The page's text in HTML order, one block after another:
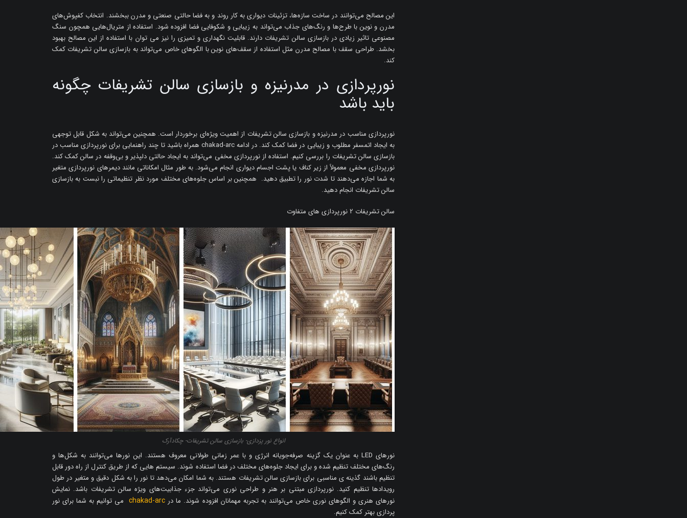
این مصالح می‌توانند در ساخت سازه‌ها، تزئینات دیواری به کار روند و به فضا حالتی صنعتی و مدرن ببخشند. انتخاب کفپوش‌های
مدرن و نوین با طرح‌ها و رنگ‌های جذاب می‌تواند به زیبایی و شکوفایی فضا افزوده شود. استفاده از متریال‌هایی همچون سنگ
مصنوعی تاثیر زیادی در بازسازی سالن تشریفات دارند. قابلیت نگهداری و تمیزی را نیز می توان با استفاده از این مصالح بهبود
‌بخشد. طراحی سقف با مصالح مدرن مثل استفاده از سقف‌های نوین با الگوهای خاص می‌تواند به بازسازی سالن تشریفات کمک
کند.
نورپردازی در مدرنیزه و بازسازی سالن تشریفات چگونه
باید باشد
نورپردازی مناسب در مدرنیزه و بازسازی سالن تشریفات از اهمیت ویژه‌ای برخوردار است. همچنین می‌تواند به شکل قابل توجهی
به ایجاد اتمسفر مطلوب و زیبایی در فضا کمک کند. در ادامه chakad-arc همراه باشید تا چند راهنمایی برای نورپردازی مناسب در
بازسازی سالن تشریفات را بررسی کنیم. استفاده از نورپردازی مخفی می‌تواند به ایجاد حالتی دلپذیر و بی‌وقفه در سالن کمک کند.
نورپردازی مخفی معمولاً از زیر کناف یا پشت اجسام دیواری انجام می‌شود. به طور مثال امکاناتی مانند دیمرهای نورپردازی متغیر
به شما اجازه می‌دهند تا شدت نور را تطبیق دهید. همچنین بر اساس جلوه‌های مختلف مورد نظر تنظیماتی را نبست به بازسازی
سالن تشریفات انجام دهید.
سالن تشریفات 2 نورپردازی های متفاوت
انواع نور پزدازی- بازسازی سالن تشریفات- چکادآرک
نورهای LED به عنوان یک گزینه صرفه‌جویانه انرژی و با عمر زمانی طولانی معروف هستند. این نورها می‌توانند به شکل‌ها و
رنگ‌های مختلف تنظیم شده و برای ایجاد جلوه‌های مختلف در فضا استفاده شوند. سیستم ‌هایی که از طریق کنترل از راه دور قابل
تنظیم باشند گذینه ی مناسبی برای بازسازی سالن تشریفات هستند. به شما امکان می‌دهد تا نور را به شکل دقیق و متغیر در طول
رویدادها تنظیم کنید. نورپردازی مبتنی بر هنر و طراحی نوری می‌تواند جزء جذابیت‌های ویژه سالن تشریفات باشد. نمایش
نورهای هنری و الگوهای نوری خاص می‌توانند به تجربه مهمانان افزوده شوند. ما در chakad-arcمی توانیم به شما برای نور
پردازی بهتر کمک کنیم.